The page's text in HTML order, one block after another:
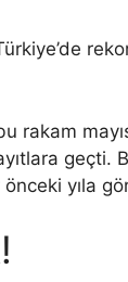
rakam
geçti.
yıla